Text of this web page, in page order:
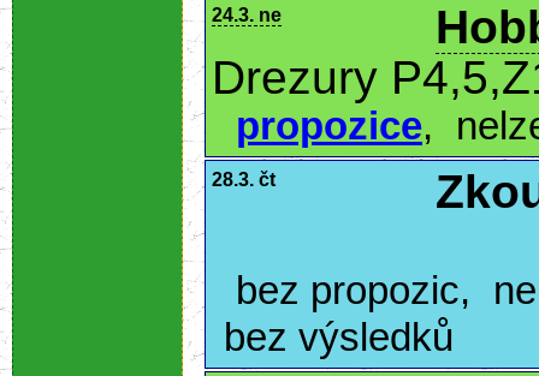
24.3. ne
Drezury
propozice,
28.3. čt
bez propozic,
bez výsledků